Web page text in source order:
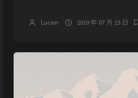
Lucien 2019 年 07 月 13 日